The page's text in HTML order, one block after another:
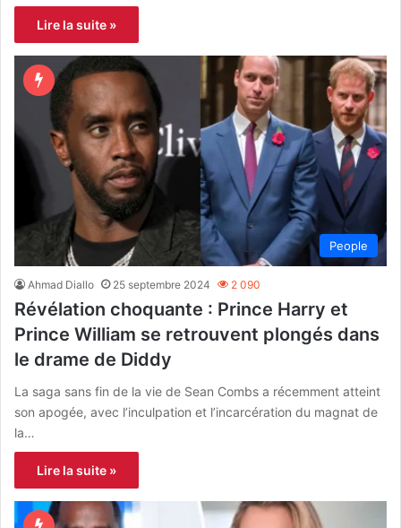
Lire la suite »
People
Ahmad Diallo 25 septembre 2024 2 090
Révélation choquante : Prince Harry et
Prince William se retrouvent plongés dans
le drame de Diddy
La saga sans fin de la vie de Sean Combs a récemment atteint
son apogée, avec l’inculpation et l’incarcération du magnat de
la…
Lire la suite »